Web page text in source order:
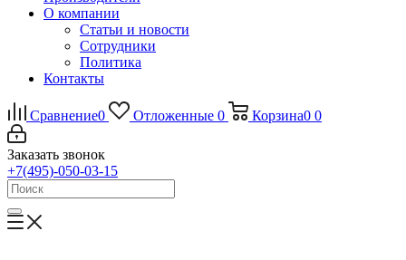
О компании
Статьи и новости
Сотрудники
Политика
Контакты
Сравнение0 Отложенные 0 Корзина0 0
Заказать звонок
+7(495)-050-03-15